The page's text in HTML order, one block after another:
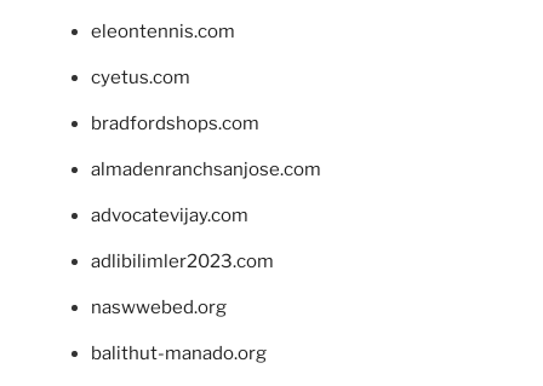
eleontennis.com
cyetus.com
bradfordshops.com
almadenranchsanjose.com
advocatevijay.com
adlibilimler2023.com
naswwebed.org
balithut-manado.org